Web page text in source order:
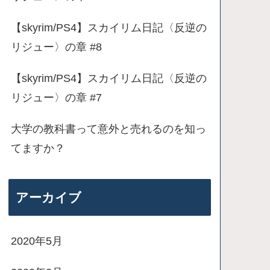
【skyrim/PS4】スカイリム日記〈反逆の
リジュー〉の章 #8
【skyrim/PS4】スカイリム日記〈反逆の
リジュー〉の章 #7
大学の教科書って意外と売れるのを知っ
てますか？
アーカイブ
2020年5月